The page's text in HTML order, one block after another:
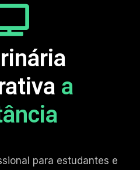
a
para estudantes e